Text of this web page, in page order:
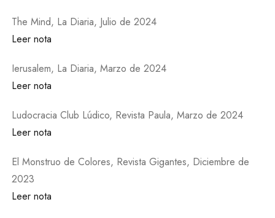
The Mind, La Diaria, Julio de 2024
Leer nota
Ierusalem, La Diaria, Marzo de 2024
Leer nota
Ludocracia Club Lúdico, Revista Paula, Marzo de 2024
Leer nota
El Monstruo de Colores, Revista Gigantes, Diciembre de
2023
Leer nota